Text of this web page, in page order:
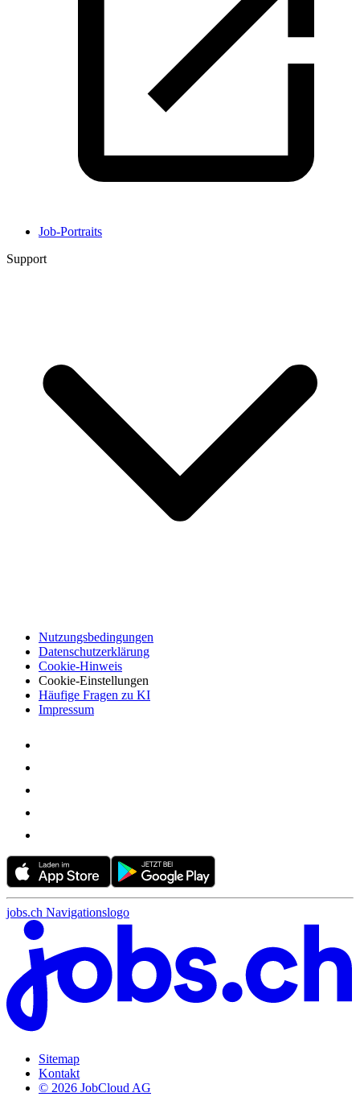
Job-Portraits
Support
Nutzungsbedingungen
Datenschutzerklärung
Cookie-Hinweis
Cookie-Einstellungen
Häufige Fragen zu KI
Impressum
jobs.ch Navigationslogo
Sitemap
Kontakt
© 2026 JobCloud AG